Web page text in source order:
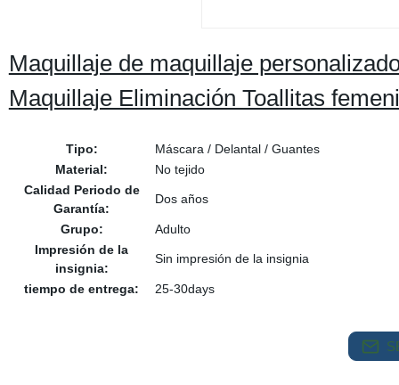
Maquillaje de maquillaje
Maquillaje Eliminación Toallitas
Tipo:
Máscara / Delantal / Guantes
Material:
No tejido
Calidad Periodo de
Garantía:
Dos años
Grupo:
Adulto
Impresión de la
insignia:
Sin impresión de la insignia
tiempo de entrega: 25-30days